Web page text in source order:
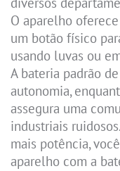
O aparelho
um botão físico
usando luvas ou
A bateria padrão
autonomia,
assegura uma
industriais
mais potência,
aparelho com a